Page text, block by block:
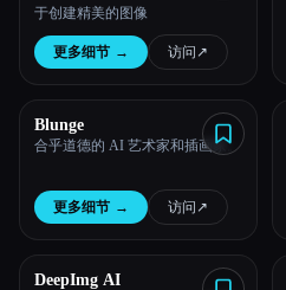
于创建精美的图像
更多细节 → 访问 ↗︎
Blunge
合乎道德的 AI 艺术家和插画家。
更多细节 → 访问 ↗︎
DeepImg AI